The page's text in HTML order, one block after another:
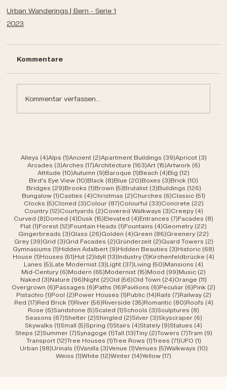
Urban Wanderings | Bern - Serie 1
2023
Kommentare
Kommentar verfassen...
Alleys (4)4 Beiträge
Alps (1)1 Beitrag
Ancient (2)2 Beiträge
Apartment Buildings (39)39 Beiträge
Apricot (3)3
Arcades (3)3 Beiträge
Arches (17)17 Beiträge
Architecture (163)163 Beiträge
Art (15)15 Beiträge
Artwork (6)6
Attitude (10)10 Beiträge
Autumn (9)9 Beiträge
Baroque (1)1 Beitrag
Beach (4)4 Beiträge
Big (12)
Bird's Eye View (10)10 Beiträge
Black (8)8 Beiträge
Blue (20)20 Beiträge
Boxes (3)3 Beiträge
Brick (10)
Bridges (29)29 Beiträge
Brooks (1)1 Beitrag
Brown (5)5 Beiträge
Brutalist (3)3 Beiträge
Buildings (126)126
Bungalow (1)1 Beitrag
Castles (4)4 Beiträge
Christmas (2)2 Beiträge
Churches (6)6 Beiträge
Classic (51)
Clocks (5)5 Beiträge
Cloned (3)3 Beiträge
Colour (87)87 Beiträge
Colourful (33)33 Beiträge
Concrete (22)22
Country (12)12 Beiträge
Courtyards (2)2 Beiträge
Covered Walkways (3)3 Beiträge
Creepy (4)4
Curved (8)8 Beiträge
Domed (4)4 Beiträge
Dusk (15)15 Beiträge
Elevated (4)4 Beiträge
Entrances (7)7 Beiträge
Facades (8)
Flat (1)1 Beitrag
Forest (12)12 Beiträge
Fountain Heads (1)1 Beitrag
Fountains (4)4 Beiträge
Geometry (22)
Gingerbreads (3)3 Beiträge
Glass (26)26 Beiträge
Golden (4)4 Beiträge
Green (86)86 Beiträge
Greenery (22)
Grey (39)39 Beiträge
Grid (3)3 Beiträge
Grid Facades (2)2 Beiträge
Gründerzeit (2)2 Beiträge
Guard Towers (2)2
Gymnasiums (1)1 Beitrag
Hidden Adalbert (9)9 Beiträge
Hidden Beauties (3)3 Beiträge
Historic (68)
House (1)1 Beitrag
Houses (51)51 Beiträge
Hut (2)2 Beiträge
Idyll (13)13 Beiträge
Industry (1)1 Beitrag
Kirchenfeldbrücke (4)
Lanes (5)5 Beiträge
Late Modernist (3)3 Beiträge
Light (37)37 Beiträge
Living (50)50 Beiträge
Mansions (4)
Mid-Century (6)6 Beiträge
Modern (65)65 Beiträge
Modernist (15)15 Beiträge
Mood (99)99 Beiträge
Music (2)
Naked (3)3 Beiträge
Nature (96)96 Beiträge
Night (2)2 Beiträge
Old (56)56 Beiträge
Old Town (24)24 Beiträge
Orange (11)
Overgrown (6)6 Beiträge
Passages (6)6 Beiträge
Paths (16)16 Beiträge
Pavilions (6)6 Beiträge
Peculiar (6)6 Beiträge
Pink (2)
Pistachio (1)1 Beitrag
Pool (2)2 Beiträge
Power Houses (1)1 Beitrag
Public (14)14 Beiträge
Rails (7)7 Beiträge
Railway (2)2
Red (17)17 Beiträge
Red Brick (1)1 Beitrag
River (56)56 Beiträge
Riverside (35)35 Beiträge
Romantic (80)80 Beiträge
Roofs (4)4
Rose (6)6 Beiträge
Sandstone (5)5 Beiträge
Scaled (1)1 Beitrag
Schools (3)3 Beiträge
Sculptures (8)
Seasons (67)67 Beiträge
Shelter (2)2 Beiträge
Shingled (2)2 Beiträge
Silver (3)3 Beiträge
Skyscraper (6)6
Skywalks (1)1 Beitrag
Small (5)5 Beiträge
Spring (1)1 Beitrag
Stairs (4)4 Beiträge
Stately (9)9 Beiträge
Statues (4)
Steps (2)2 Beiträge
Summer (7)7 Beiträge
Synagoge (1)1 Beitrag
Tall (13)13 Beiträge
Tiny (2)2 Beiträge
Towers (7)7 Beiträge
Tram (9)9
Transport (12)12 Beiträge
Tree Houses (1)1 Beitrag
Tree Rows (1)1 Beitrag
Trees (71)71 Beiträge
UFO (1)1 Beitrag
Urban (98)98 Beiträge
Urinals (1)1 Beitrag
Vanilla (3)3 Beiträge
Venue (1)1 Beitrag
Venues (5)5 Beiträge
Walkways (10)10
Weiss (1)1 Beitrag
White (12)12 Beiträge
Winter (14)14 Beiträge
Yellow (17)